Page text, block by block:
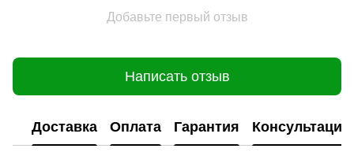
Добавьте первый отзыв
Написать отзыв
Доставка Оплата Гарантия Консультация